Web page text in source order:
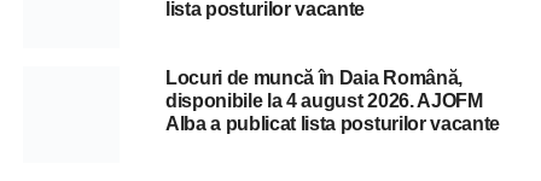
lista posturilor vacante
Locuri de muncă în Daia Română,
disponibile la 4 august 2026. AJOFM
Alba a publicat lista posturilor vacante